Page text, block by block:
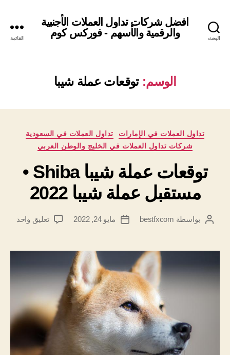
البحث
افضل شركات تداول العملات الأجنبية
والرقمية والأسهم - فوركس كوم
القائمة
الوسم: توقعات عملة شيبا
التصنيفات تداول العملات في الإمارات
تداول العملات في السعودية
شركات تداول العملات في الخليج والوطن العربي
توقعات عملة شيبا Shiba •
مستقبل عملة شيبا 2022
كاتببواسطة bestfxcom
تاريخمايو 24, 2022 تعليق واحد
شيبا
•
شيبا
2022